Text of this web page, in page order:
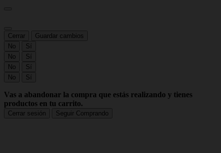
Cerrar
Guardar cambios
No
Sí
No
Sí
No
Sí
No
Sí
Vas a abandonar la compra que estás realizando y tienes
productos en tu carrito.
Cerrar sesión Seguir Comprando